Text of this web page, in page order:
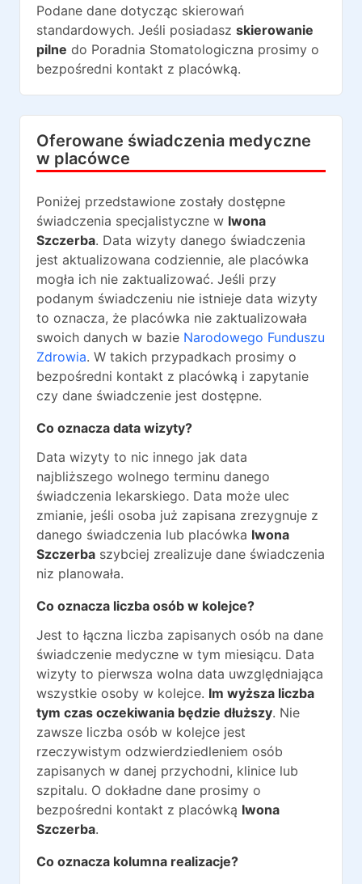
Podane dane dotycząc skierowań
standardowych. Jeśli posiadasz skierowanie
pilne do Poradnia Stomatologiczna prosimy o
bezpośredni kontakt z placówką.
Oferowane świadczenia medyczne
w placówce
Poniżej przedstawione zostały dostępne
świadczenia specjalistyczne w Iwona
Szczerba. Data wizyty danego świadczenia
jest aktualizowana codziennie, ale placówka
mogła ich nie zaktualizować. Jeśli przy
podanym świadczeniu nie istnieje data wizyty
to oznacza, że placówka nie zaktualizowała
swoich danych w bazie Narodowego Funduszu
Zdrowia. W takich przypadkach prosimy o
bezpośredni kontakt z placówką i zapytanie
czy dane świadczenie jest dostępne.
Co oznacza data wizyty?
Data wizyty to nic innego jak data
najbliższego wolnego terminu danego
świadczenia lekarskiego. Data może ulec
zmianie, jeśli osoba już zapisana zrezygnuje z
danego świadczenia lub placówka Iwona
Szczerba szybciej zrealizuje dane świadczenia
niz planowała.
Co oznacza liczba osób w kolejce?
Jest to łączna liczba zapisanych osób na dane
świadczenie medyczne w tym miesiącu. Data
wizyty to pierwsza wolna data uwzględniająca
wszystkie osoby w kolejce. Im wyższa liczba
tym czas oczekiwania będzie dłuższy. Nie
zawsze liczba osób w kolejce jest
rzeczywistym odzwierdziedleniem osób
zapisanych w danej przychodni, klinice lub
szpitalu. O dokładne dane prosimy o
bezpośredni kontakt z placówką Iwona
Szczerba.
Co oznacza kolumna realizacje?